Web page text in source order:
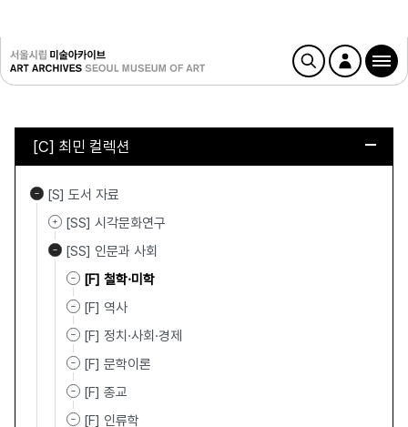
[C] 최민 컬렉션
[S] 도서 자료
[SS] 시각문화연구
[SS] 인문과 사회
[F] 철학·미학
[F] 역사
[F] 정치·사회·경제
[F] 문학이론
[F] 종교
[F] 인류학